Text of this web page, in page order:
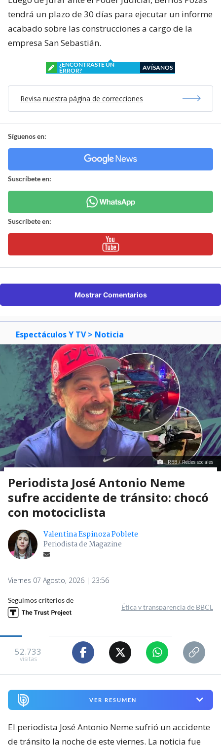
tendrá un plazo de 30 días para ejecutar un informe
acabado sobre las construcciones a cargo de la
empresa San Sebastián.
¿ENCONTRASTE UN
ERROR?
AVÍSANOS
Revisa nuestra página de correcciones
Síguenos en:
Suscríbete en:
Suscríbete en:
Mostrar Comentarios
Espectáculos Y TV > Noticia
RBB / Redes sociales
Periodista José Antonio Neme
sufre accidente de tránsito: chocó
con motociclista
Valentina Espinoza Poblete
Periodista de Magazine
Viernes 07 Agosto, 2026 | 23:56
Seguimos criterios de
Ética y transparencia de BBCL
52.733
visitas
VER RESUMEN
El periodista José Antonio Neme sufrió un accidente
de tránsito la noche de este viernes. La noticia fue